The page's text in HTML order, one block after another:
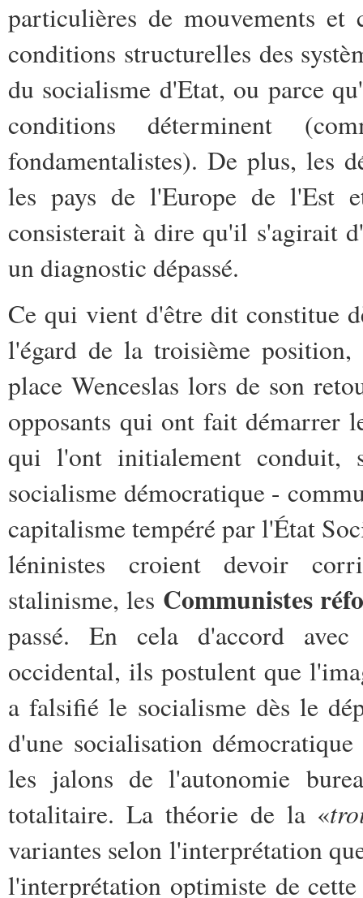
particulières de mouvements
conditions structurelles des
du socialisme d'Etat, ou parce
conditions déterminent
fondamentalistes). De plus, les
les pays de l'Europe de l'Est
consisterait à dire qu'il s'agirait
un diagnostic dépassé.
Ce qui vient d'être dit constitue
l'égard de la troisième
place Wenceslas lors de son
opposants qui ont fait démarrer
qui l'ont initialement conduit,
socialisme démocratique -
capitalisme tempéré par l'État
léninistes croient devoir
stalinisme, les Communistes
passé. En cela d'accord
occidental, ils postulent que
a falsifié le socialisme dès le
d'une socialisation
les jalons de l'autonomie
totalitaire. La théorie de la «
variantes selon l'interprétation
l'interprétation optimiste de